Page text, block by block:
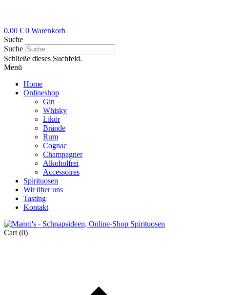
0,00 € 0 Warenkorb
Suche
Suche
Schließe dieses Suchfeld.
Menü
Home
Onlineshop
Gin
Whisky
Likör
Brände
Rum
Cognac
Champagner
Alkoholfrei
Accessoires
Spirituosen
Wir über uns
Tasting
Kontakt
Cart (0)